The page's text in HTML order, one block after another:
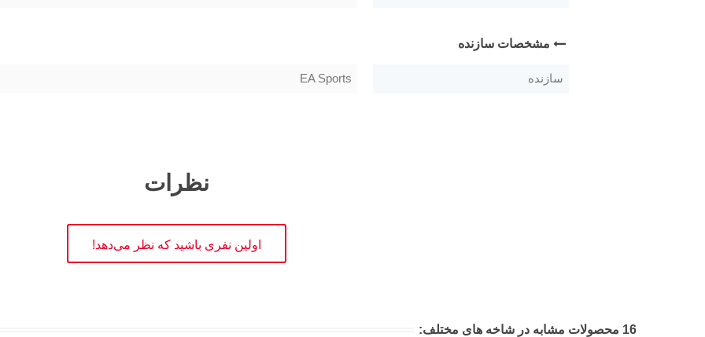
مشخصات سازنده
سازنده EA Sports
نظرات
اولین نفری باشید که نظر می‌دهد!
16 محصولات مشابه در شاخه های مختلف: